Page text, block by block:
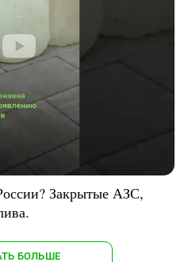
Закрытые АЗС,
БОЛЬШЕ